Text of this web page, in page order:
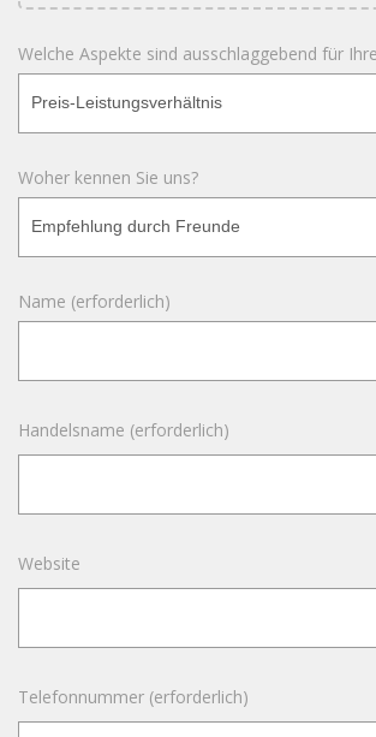
Welche Aspekte sind ausschlaggebend für
Woher kennen Sie uns?
Name (erforderlich)
Handelsname (erforderlich)
Website
Telefonnummer (erforderlich)